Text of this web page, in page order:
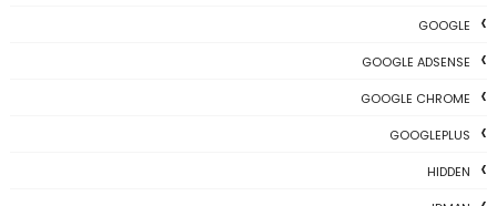
GOOGLE
GOOGLE ADSENSE
GOOGLE CHROME
GOOGLEPLUS
HIDDEN